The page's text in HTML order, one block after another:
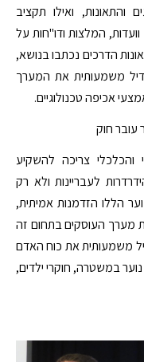
והתאונות, ואילו תקציב
המלצות ודו"חות על
הדרכים נכתבו בנושא,
משמעותית את המערך
אכיפה טכנולוגיים.
עובר חוק
צריכה להשקיע
לעבריינות ולא רק
הללו הזדמנות אמיתית,
מערך העוסקים בתחום זה
משמעותית את כוח האדם
נוער במשטרה, חוקרי ילדים,